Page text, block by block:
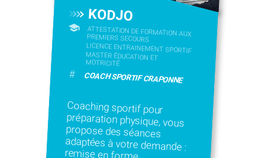
KODJO
ATTESTATION DE FORMATION AUX
PREMIERS SECOURS
LICENCE ENTRAINEMENT SPORTIF
MASTER ÉDUCATION ET
MOTRICITÉ
# COACH SPORTIF CRAPONNE
Coaching sportif pour
préparation physique, vous
propose des séances
adaptées à votre demande :
remise en forme,